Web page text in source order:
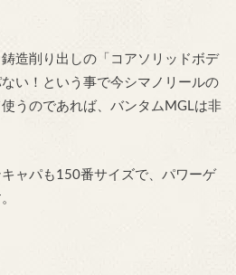
造削り出しの「コアソリッドボデ
い！という事で今シマノリールの
うのであれば、バンタムMGLは非
ャパも150番サイズで、パワーゲ